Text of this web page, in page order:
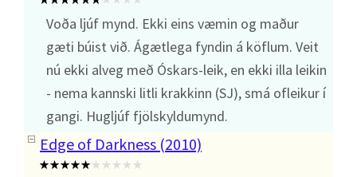
Voða ljúf mynd. Ekki eins væmin og maður
gæti búist við. Ágætlega fyndin á köflum. Veit
nú ekki alveg með Óskars-leik, en ekki illa leikin
- nema kannski litli krakkinn (SJ), smá ofleikur í
gangi. Hugljúf fjölskyldumynd.
Edge of Darkness (2010)